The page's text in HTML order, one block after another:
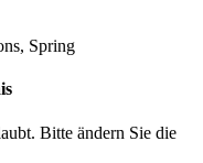
Spring
Bitte ändern Sie die